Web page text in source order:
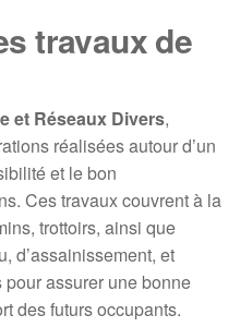
travaux de
et Réseaux Divers,
réalisées autour d’un
et le bon
Ces travaux couvrent à la
trottoirs, ainsi que
d’assainissement, et
pour assurer une bonne
des futurs occupants.